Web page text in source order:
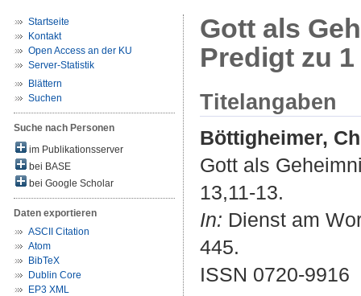
Startseite
Kontakt
Open Access an der KU
Server-Statistik
Blättern
Suchen
Suche nach Personen
im Publikationsserver
bei BASE
bei Google Scholar
Daten exportieren
ASCII Citation
Atom
BibTeX
Dublin Core
EP3 XML
Gott als
Predigt zu 1
Titelangaben
Böttigheimer,
Gott als
13,11-13.
In: Dienst am
445.
ISSN 0720-9916